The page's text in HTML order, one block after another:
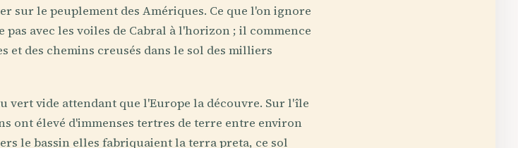
sur le peuplement des Amériques. Ce que l'on ignore
pas avec les voiles de Cabral à l'horizon ; il commence
et des chemins creusés dans le sol des milliers
vert vide attendant que l'Europe la découvre. Sur l'île
ont élevé d'immenses tertres de terre entre environ
le bassin elles fabriquaient la terra preta, ce sol